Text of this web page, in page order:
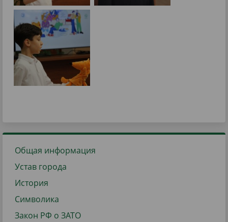
Общая информация
Устав города
История
Символика
Закон РФ о ЗАТО